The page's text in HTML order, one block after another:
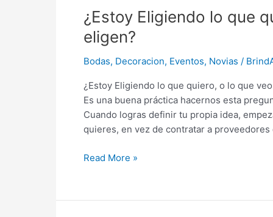
¿Estoy Eligiendo lo que
eligen?
Bodas, Decoracion, Eventos, Novias /
¿Estoy Eligiendo lo que quiero, o lo que
Es una buena práctica hacernos esta
Cuando logras definir tu propia idea,
quieres, en vez de contratar a
Read More »